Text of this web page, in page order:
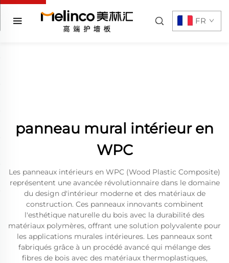
FR
panneau mural intérieur en
WPC
Les panneaux intérieurs en WPC (Wood Plastic Composite)
représentent une avancée révolutionnaire dans le domaine
du design d'intérieur moderne et des matériaux de
construction. Ces panneaux innovants combinent
l'esthétique naturelle du bois avec la durabilité des
matériaux polymères, offrant une solution polyvalente pour
les applications murales intérieures. Les panneaux sont
fabriqués grâce à un procédé avancé qui mélange des
fibres de bois avec des matériaux thermoplastiques,